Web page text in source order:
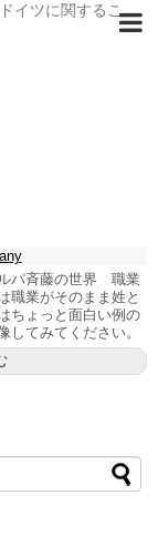
イツに関するこ
パ斉藤の世界 職業
職業がそのまま姓と
ちょっと面白い例の
してみてください。